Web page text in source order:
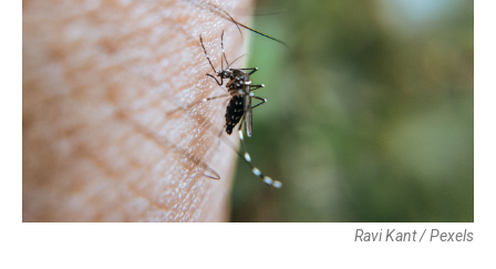
Πάσχα Eurovision
Retro Summer
OMG LOL
Ravi Kant / Pexels